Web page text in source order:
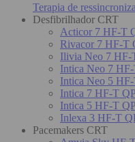
Terapia de
Desfibrilhador CRT
Acticor 7 HF-T
Rivacor 7 HF-T
Ilivia Neo 7 HF-
Intica Neo 7
Intica Neo 5
Intica 7 HF-T
Intica 5 HF-T
Inlexa 3 HF-T
Pacemakers CRT